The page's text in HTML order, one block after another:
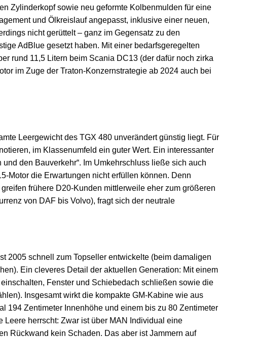
Zylinderkopf sowie neu geformte Kolbenmulden für eine
und Ölkreislauf angepasst, inklusive einer neuen,
nicht gerüttelt – ganz im Gegensatz zu den
AdBlue gesetzt haben. Mit einer bedarfsgeregelten
rund 11,5 Litern beim Scania DC13 (der dafür noch zirka
im Zuge der Traton-Konzernstrategie ab 2024 auch bei
Leergewicht des TGX 480 unverändert günstig liegt. Für
im Klassenumfeld ein guter Wert. Ein interessanter
den Bauverkehr“. Im Umkehrschluss ließe sich auch
Motor die Erwartungen nicht erfüllen können. Denn
frühere D20-Kunden mittlerweile eher zum größeren
von DAF bis Volvo), fragt sich der neutrale
2005 schnell zum Topseller entwickelte (beim damaligen
Ein cleveres Detail der aktuellen Generation: Mit einem
Fenster und Schiebedach schließen sowie die
Insgesamt wirkt die kompakte GM-Kabine wie aus
194 Zentimeter Innenhöhe und einem bis zu 80 Zentimeter
Leere herrscht: Zwar ist über MAN Individual eine
Rückwand kein Schaden. Das aber ist Jammern auf